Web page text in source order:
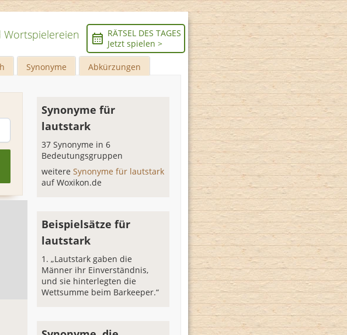
Wortspielereien
RÄTSEL DES TAGES
Jetzt spielen >
Synonyme Abkürzungen
Synonyme für
lautstark
37 Synonyme in 6
Bedeutungsgruppen
weitereSynonyme für lautstark
auf Woxikon.de
Beispielsätze für
lautstark
„Lautstark gaben die
Männer ihr Einverständnis,
und sie hinterlegten die
Wettsumme beim Barkeeper.“